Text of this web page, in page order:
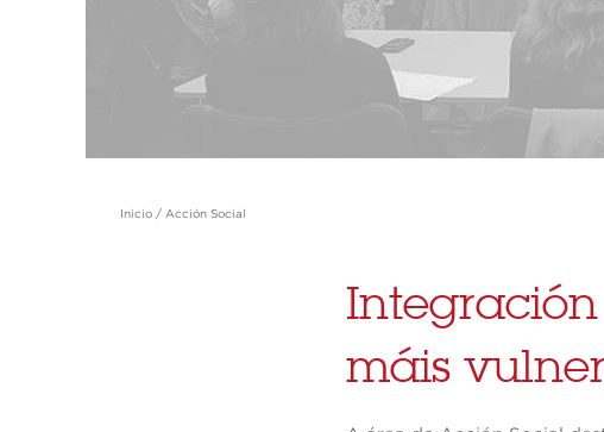
Inicio / Acción Social
máis